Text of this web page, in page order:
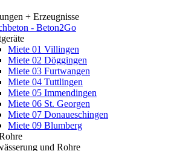
+ Erzeugnisse
- Beton2Go
Miete 01 Villingen
Miete 02 Döggingen
Miete 03 Furtwangen
Miete 04 Tuttlingen
Miete 05 Immendingen
Miete 06 St. Georgen
Miete 07 Donaueschingen
Miete 09 Blumberg
und Rohre